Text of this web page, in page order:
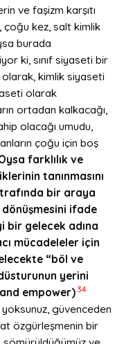
ve faşizm karşıtı
kez, salt kimlik
burada
ki, sınıf siyaseti bir
kimlik siyaseti
olarak
ortadan kalkacağı,
olacağı umudu,
çoğu için boş
farklılık ve
tanınmasını
bir araya
ifade
bir gelecek adına
mücadeleler için
“böl ve
yerini
empower) 34
güvenceden
özgürleşmenin bir